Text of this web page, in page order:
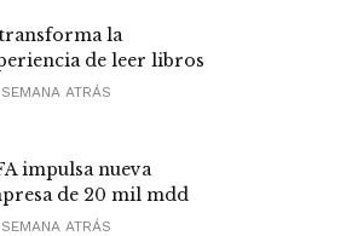
la
de leer libros
ATRÁS
impulsa nueva
de 20 mil mdd
ATRÁS